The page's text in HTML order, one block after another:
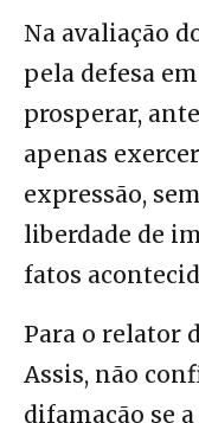
Na avaliação
pela defesa
prosperar,
apenas
expressão,
liberdade de
fatos
Para o relator
Assis, não
difamação se